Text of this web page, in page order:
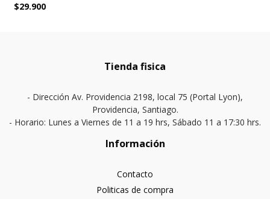
$29.900
Tienda fisica
- Dirección Av. Providencia 2198, local 75 (Portal Lyon),
Providencia, Santiago.
- Horario: Lunes a Viernes de 11 a 19 hrs, Sábado 11 a 17:30 hrs.
Información
Contacto
Politicas de compra